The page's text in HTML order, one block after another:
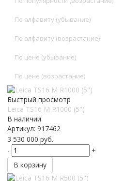
По алфавиту (убывание)
По алфавиту (возрастание)
По цене (убывание)
По цене (возрастание)
Быстрый просмотр
Leica TS16 M R1000 (5")
В наличии
Артикул: 917462
3 530 000 руб.
-
+
В корзину